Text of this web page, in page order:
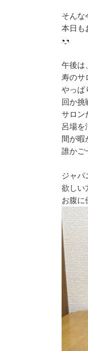
そん
本日も
午後は
寿のサ
やっぱ
回か挑
サロン
呂場を
間が暇
誰かご
ジャパ
欲しい
お腹に